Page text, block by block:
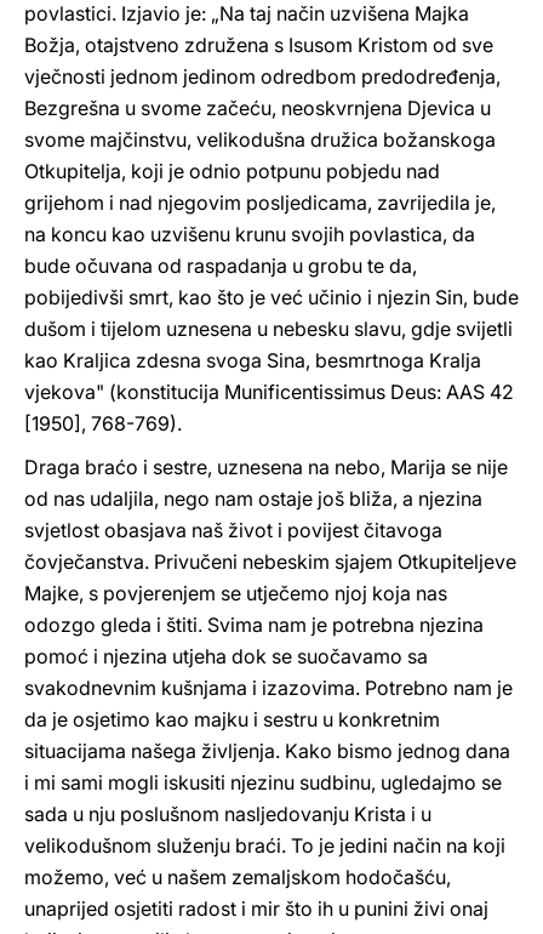
povlastici. Izjavio je: „Na taj način uzvišena Majka
Božja, otajstveno združena s Isusom Kristom od sve
vječnosti jednom jedinom odredbom predodređenja,
Bezgrešna u svome začeću, neoskvrnjena Djevica u
svome majčinstvu, velikodušna družica božanskoga
Otkupitelja, koji je odnio potpunu pobjedu nad
grijehom i nad njegovim posljedicama, zavrijedila je,
na koncu kao uzvišenu krunu svojih povlastica, da
bude očuvana od raspadanja u grobu te da,
pobijedivši smrt, kao što je već učinio i njezin Sin, bude
dušom i tijelom uznesena u nebesku slavu, gdje svijetli
kao Kraljica zdesna svoga Sina, besmrtnoga Kralja
vjekova" (konstitucija Munificentissimus Deus: AAS 42
[1950], 768-769).
Draga braćo i sestre, uznesena na nebo, Marija se nije
od nas udaljila, nego nam ostaje još bliža, a njezina
svjetlost obasjava naš život i povijest čitavoga
čovječanstva. Privučeni nebeskim sjajem Otkupiteljeve
Majke, s povjerenjem se utječemo njoj koja nas
odozgo gleda i štiti. Svima nam je potrebna njezina
pomoć i njezina utjeha dok se suočavamo sa
svakodnevnim kušnjama i izazovima. Potrebno nam je
da je osjetimo kao majku i sestru u konkretnim
situacijama našega življenja. Kako bismo jednog dana
i mi sami mogli iskusiti njezinu sudbinu, ugledajmo se
sada u nju poslušnom nasljedovanju Krista i u
velikodušnom služenju braći. To je jedini način na koji
možemo, već u našem zemaljskom hodočašću,
unaprijed osjetiti radost i mir što ih u punini živi onaj